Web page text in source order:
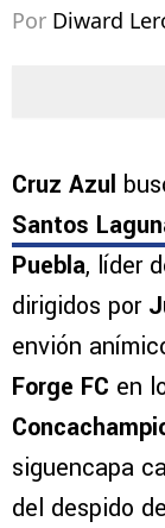
Por Diward
Cruz Azul
Santos
Puebla, líder
dirigidos por
envión
Forge FC en
siguencapa
del despido de